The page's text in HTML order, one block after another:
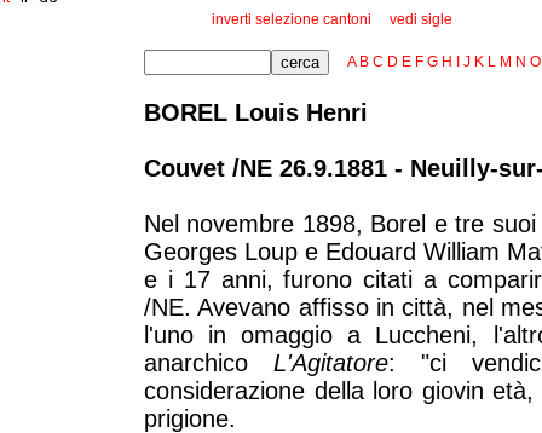
inverti selezione cantoni vedi sigle
A B C D E F G H J K L M N O
BOREL Louis Henri
Couvet /NE 26.9.1881 - Neuilly-
Nel novembre 1898, Borel e tre
Georges Loup e Edouard William
e i 17 anni, furono citati a
/NE. Avevano affisso in città, nel
l'uno in omaggio a Luccheni,
anarchico L'Agitatore: "ci
considerazione della loro giovin
prigione.